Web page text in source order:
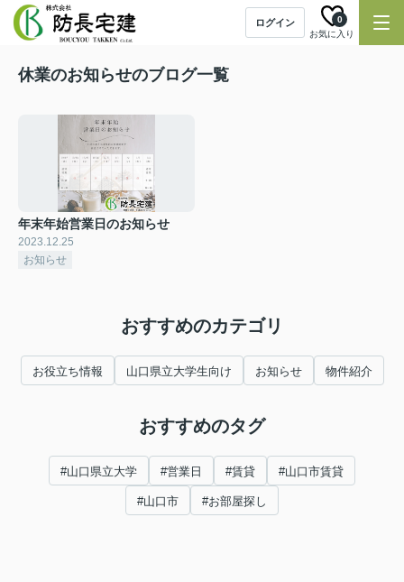
ログイン
お気に入り
0
休業のお知らせのブログ一覧
年末年始営業日のお知らせ
2023.12.25
お知らせ
おすすめのカテゴリ
お役立ち情報 山口県立大学生向け お知らせ 物件紹介
おすすめのタグ
#山口県立大学 #営業日 #賃貸 #山口市賃貸
#山口市 #お部屋探し